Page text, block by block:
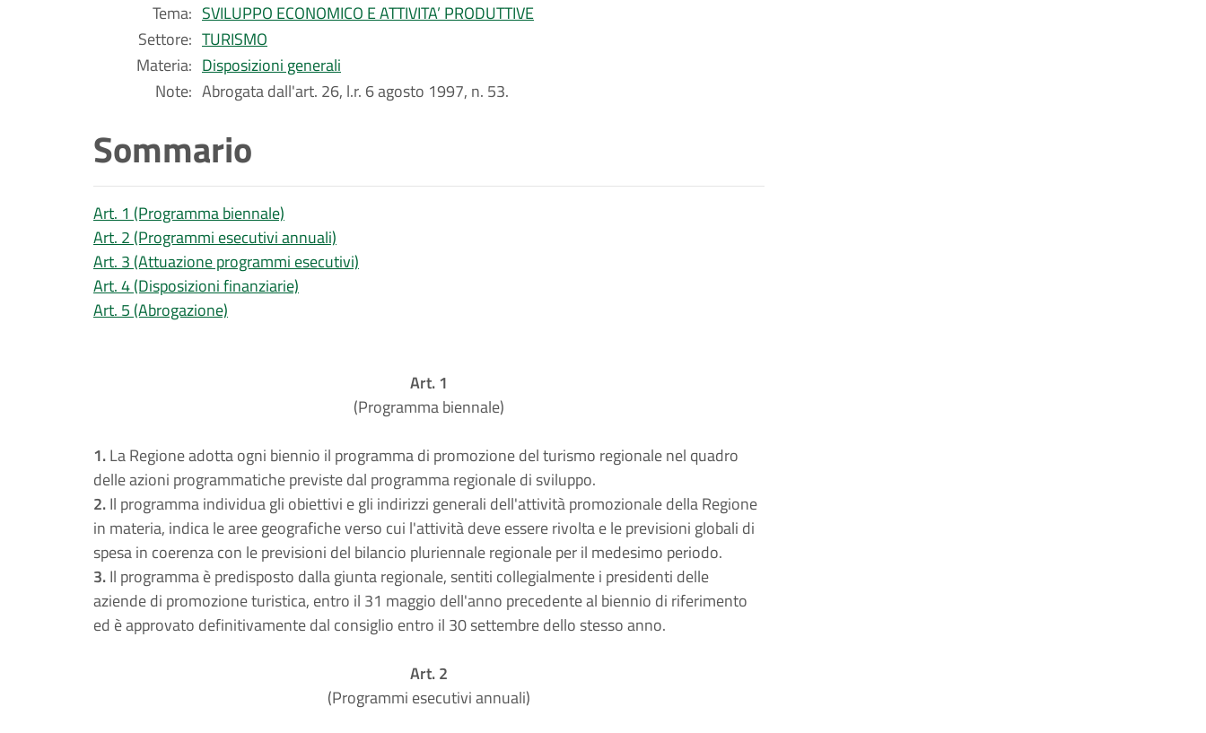
Tema: SVILUPPO ECONOMICO E ATTIVITA’ PRODUTTIVE
Settore: TURISMO
Materia: Disposizioni generali
Note: Abrogata dall'art. 26, l.r. 6 agosto 1997, n. 53.
Sommario
Art. 1 (Programma biennale)
Art. 2 (Programmi esecutivi annuali)
Art. 3 (Attuazione programmi esecutivi)
Art. 4 (Disposizioni finanziarie)
Art. 5 (Abrogazione)
Art. 1
(Programma biennale)
1.La Regione adotta ogni biennio il programma di promozione del turismo regionale nel quadro
delle azioni programmatiche previste dal programma regionale di sviluppo.
2.Il programma individua gli obiettivi e gli indirizzi generali dell'attività promozionale della Regione
in materia, indica le aree geografiche verso cui l'attività deve essere rivolta e le previsioni globali di
spesa in coerenza con le previsioni del bilancio pluriennale regionale per il medesimo periodo.
3.Il programma è predisposto dalla giunta regionale, sentiti collegialmente i presidenti delle
aziende di promozione turistica, entro il 31 maggio dell'anno precedente al biennio di riferimento
ed è approvato definitivamente dal consiglio entro il 30 settembre dello stesso anno.
Art. 2
(Programmi esecutivi annuali)